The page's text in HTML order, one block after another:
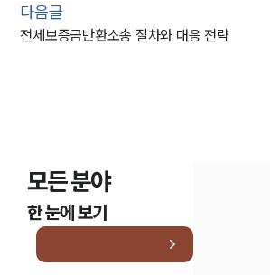
다음글
전세보증금반환소송 절차와 대응 전략
모든 분야
한 눈에 보기